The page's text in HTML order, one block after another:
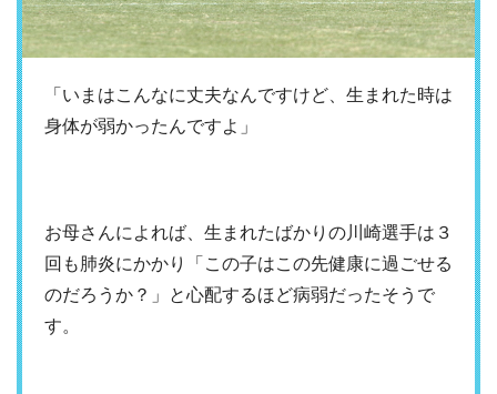
「いまはこんなに丈夫なんですけど、生まれた時は
身体が弱かったんですよ」
お母さんによれば、生まれたばかりの川崎選手は３
回も肺炎にかかり「この子はこの先健康に過ごせる
のだろうか？」と心配するほど病弱だったそうで
す。